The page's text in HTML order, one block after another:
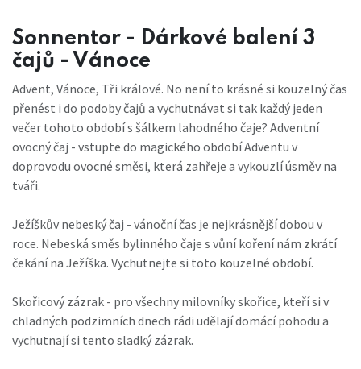
Sonnentor - Dárkové balení 3
čajů - Vánoce
Advent, Vánoce, Tři králové. No není to krásné si kouzelný čas
přenést i do podoby čajů a vychutnávat si tak každý jeden
večer tohoto období s šálkem lahodného čaje? Adventní
ovocný čaj - vstupte do magického období Adventu v
doprovodu ovocné směsi, která zahřeje a vykouzlí úsměv na
tváři.
Ježíškův nebeský čaj - vánoční čas je nejkrásnější dobou v
roce. Nebeská směs bylinného čaje s vůní koření nám zkrátí
čekání na Ježíška. Vychutnejte si toto kouzelné období.
Skořicový zázrak - pro všechny milovníky skořice, kteří si v
chladných podzimních dnech rádi udělají domácí pohodu a
vychutnají si tento sladký zázrak.